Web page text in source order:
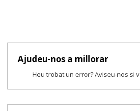
Ajudeu-nos a millorar
Heu trobat un error? Aviseu-nos si